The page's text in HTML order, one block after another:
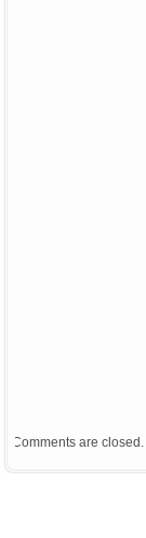
Comments are closed.